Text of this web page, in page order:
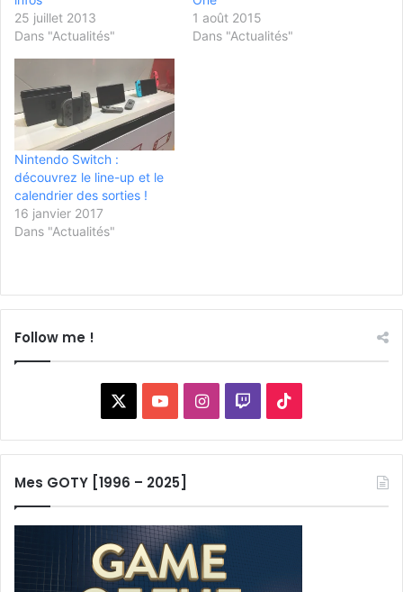
25 juillet 2013
Dans "Actualités"
1 août 2015
Dans "Actualités"
Nintendo Switch :
découvrez le line-up et le
calendrier des sorties !
16 janvier 2017
Dans "Actualités"
Follow me !
YouTubeInstagram
Twitch
Mes GOTY [1996 – 2025]